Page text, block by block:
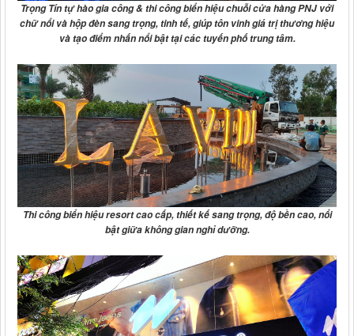
Trọng Tín tự hào gia công & thi côngbiển hiệu chuỗi cửa hàng PNJ với
chữ nổi và hộp đèn sang trọng, tinh tế, giúp tôn vinh giá trị thương hiệu
và tạo điểm nhấn nổi bật tại các tuyến phố trung tâm.
Thi côngbiển hiệu resort cao cấp, thiết kế sang trọng, độ bền cao, nổi
bật giữa không gian nghỉ dưỡng.